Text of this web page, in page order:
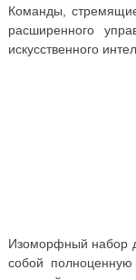
Команды,
расширенного
искусственного
Изоморфный набор
собой